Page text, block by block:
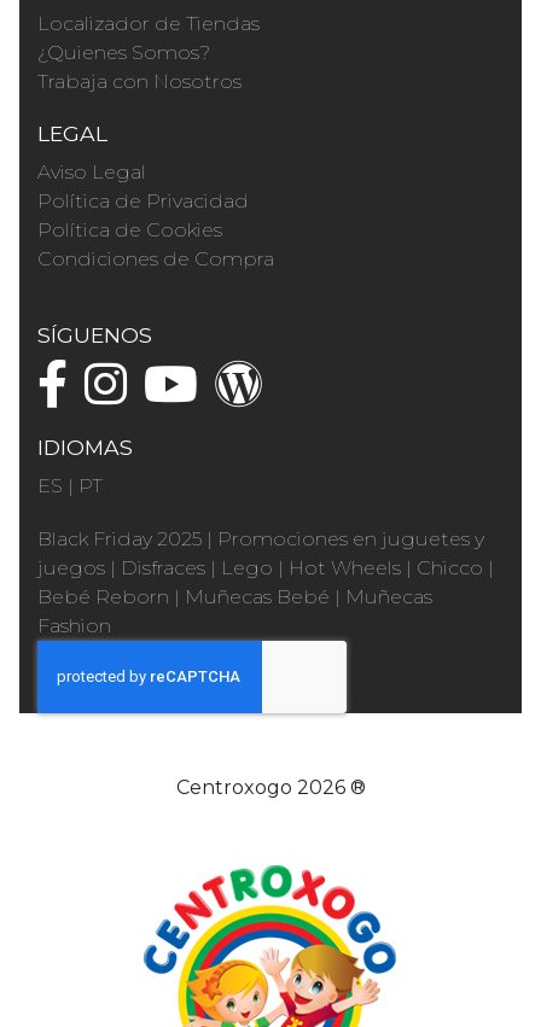
Localizador de Tiendas
¿Quienes Somos?
Trabaja con Nosotros
LEGAL
Aviso Legal
Política de Privacidad
Política de Cookies
Condiciones de Compra
SÍGUENOS
IDIOMAS
ES | PT
Black Friday 2025 | Promociones en juguetes y
juegos | Disfraces | Lego | Hot Wheels | Chicco |
Bebé Reborn | Muñecas Bebé | Muñecas
Fashion
Centroxogo 2026 ®